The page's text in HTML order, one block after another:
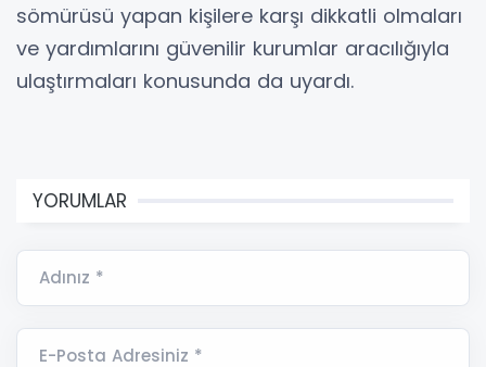
sömürüsü yapan kişilere karşı dikkatli olmaları
ve yardımlarını güvenilir kurumlar aracılığıyla
ulaştırmaları konusunda da uyardı.
YORUMLAR
Adınız *
E-Posta Adresiniz *